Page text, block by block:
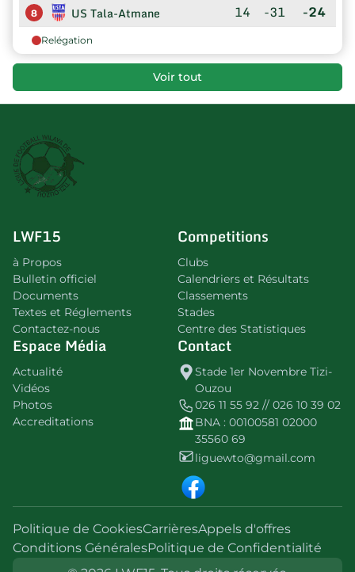
8 US Tala-Atmane 14 -31 -24
Relégation
Voir tout
LWF15
à Propos
Bulletin officiel
Documents
Textes et Réglements
Contactez-nous
Competitions
Clubs
Calendriers et Résultats
Classements
Stades
Centre des Statistiques
Espace Média
Actualité
Vidéos
Photos
Accreditations
Contact
Stade 1er Novembre Tizi-
Ouzou
026 11 55 92 // 026 10 39 02
BNA : 00100581 02000
35560 69
liguewto@gmail.com
Politique de CookiesCarrièresAppels d'offres
Conditions GénéralesPolitique de Confidentialité